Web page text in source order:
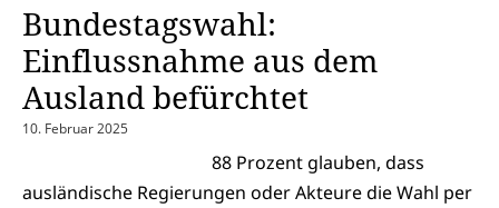
Bundestagswahl:
Einflussnahme aus dem
Ausland befürchtet
10. Februar 2025
88 Prozent glauben, dass
ausländische Regierungen oder Akteure die Wahl per